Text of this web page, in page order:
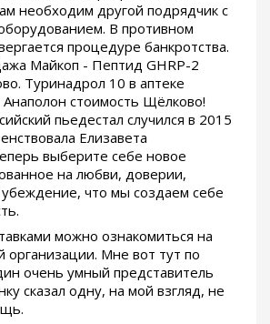
необходим другой подрядчик с
В противном
процедуре банкротства.
Майкоп - Пептид GHRP-2
Туринадрол 10 в аптеке
Анаполон стоимость Щёлково!
пьедестал случился в 2015
Елизавета
выберите себе новое
на любви, доверии,
убеждение, что мы создаем себе
можно ознакомиться на
организации. Мне вот тут по
очень умный представитель
сказал одну, на мой взгляд, не